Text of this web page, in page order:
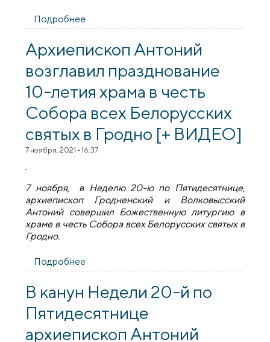
Подробнее
престольные торжества в храме
великомученика Димитрия Солунского
агрогородка Малая Берестовица [+
ВИДЕО]
Архиепископ Антоний
возглавил празднование
10-летия храма в честь
Собора всех Белорусских
святых в Гродно [+ ВИДЕО]
7 ноября, 2021 - 16:37
7 ноября, в Неделю 20-ю по Пятидесятнице,
архиепископ Гродненский и Волковысский
Антоний совершил Божественную литургию в
храме в честь Собора всех Белорусских святых в
Гродно.
Подробнее
празднование 10-летия храма в честь
Собора всех Белорусских святых в
Гродно [+ ВИДЕО]
В канун Недели 20-й по
Пятидесятнице
архиепископ Антоний